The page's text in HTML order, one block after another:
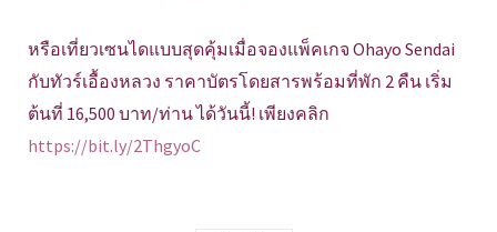
หรือเที่ยวเซนไดแบบสุดคุ้มเมื่อจองแพ็คเกจ Ohayo Sendai
กับทัวร์เอื้องหลวง ราคาบัตรโดยสารพร้อมที่พัก 2 คืน เริ่ม
ต้นที่ 16,500 บาท/ท่าน ได้วันนี้! เพียงคลิก
https://bit.ly/2ThgyoC